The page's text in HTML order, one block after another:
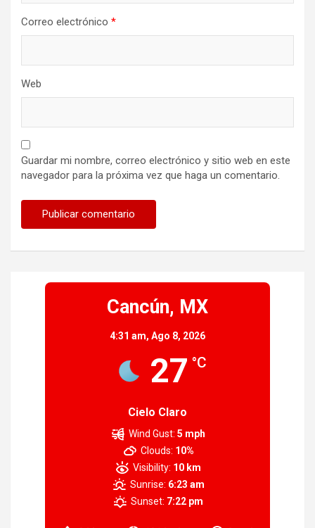
Correo electrónico *
Web
Guardar mi nombre, correo electrónico y sitio web en este
navegador para la próxima vez que haga un comentario.
Cancún, MX
4:31 am, Ago 8, 2026
27 °C
Cielo Claro
Wind Gust: 5 mph
Clouds: 10%
Visibility: 10 km
Sunrise: 6:23 am
Sunset: 7:22 pm